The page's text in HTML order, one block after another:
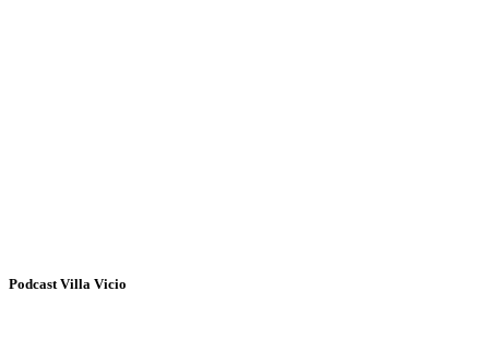
Podcast Villa Vicio